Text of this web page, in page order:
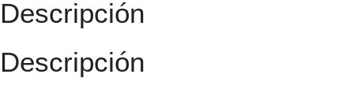
Descripción
Descripción